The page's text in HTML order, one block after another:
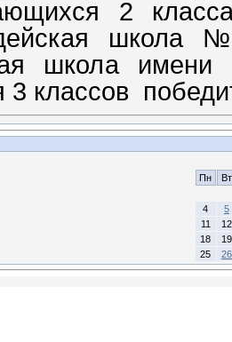
2
школа
3 классов
Пн Вт
4
5
11
12
18
19
25
26